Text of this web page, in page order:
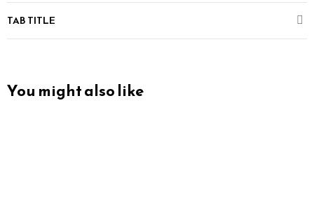
TAB TITLE
You might also like